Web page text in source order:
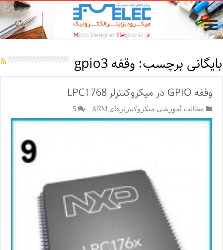
بایگانی برچسب:وقفه gpio3
وقفه GPIO در میکروکنترلر LPC1768
مطالب آموزشی میکروکنترلرهای ARM 5